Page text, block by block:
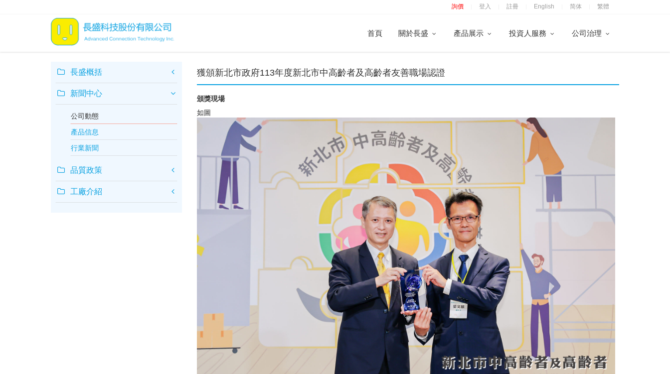
詢價 登入 註冊 English 简体 繁體
首頁 關於長盛 產品展示 投資人服務 公司治理
長盛概括
新聞中心
公司動態
產品信息
行業新聞
品質政策
工廠介紹
獲頒新北市政府113年度新北市中高齡者及高齡者友善職場認證
頒獎現場
如圖